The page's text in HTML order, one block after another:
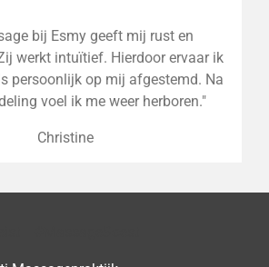
bij Esmy geeft mij rust en
werkt intuïtief. Hierdoor ervaar ik
persoonlijk op mij afgestemd. Na
voel ik me weer herboren."
Christine